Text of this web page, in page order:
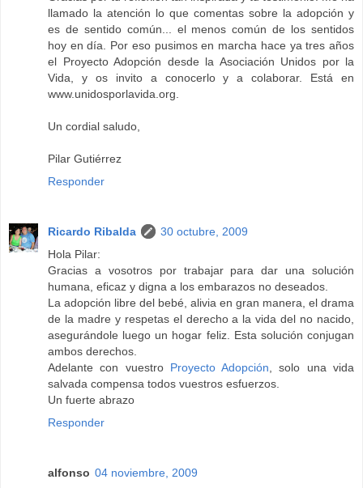
llamado la atención lo que comentas sobre la adopción y
es de sentido común... el menos común de los sentidos
hoy en día. Por eso pusimos en marcha hace ya tres años
el Proyecto Adopción desde la Asociación Unidos por la
Vida, y os invito a conocerlo y a colaborar. Está en
www.unidosporlavida.org.
Un cordial saludo,
Pilar Gutiérrez
Responder
Ricardo Ribalda
30 octubre, 2009
Hola Pilar:
Gracias a vosotros por trabajar para dar una solución
humana, eficaz y digna a los embarazos no deseados.
La adopción libre del bebé, alivia en gran manera, el drama
de la madre y respetas el derecho a la vida del no nacido,
asegurándole luego un hogar feliz. Esta solución conjugan
ambos derechos.
Adelante con vuestro Proyecto Adopción , solo una vida
salvada compensa todos vuestros esfuerzos.
Un fuerte abrazo
Responder
alfonso 04 noviembre, 2009